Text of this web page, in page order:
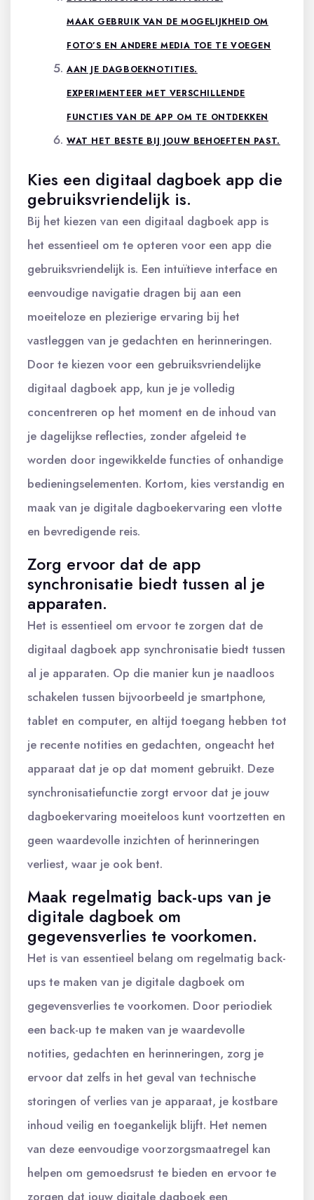
MAAK GEBRUIK VAN DE MOGELIJKHEID OM
FOTO’S EN ANDERE MEDIA TOE TE VOEGEN
AAN JE DAGBOEKNOTITIES.
EXPERIMENTEER MET VERSCHILLENDE
FUNCTIES VAN DE APP OM TE ONTDEKKEN
WAT HET BESTE BIJ JOUW BEHOEFTEN PAST.
Kies een digitaal dagboek app die
gebruiksvriendelijk is.
Bij het kiezen van een digitaal dagboek app is
het essentieel om te opteren voor een app die
gebruiksvriendelijk is. Een intuïtieve interface en
eenvoudige navigatie dragen bij aan een
moeiteloze en plezierige ervaring bij het
vastleggen van je gedachten en herinneringen.
Door te kiezen voor een gebruiksvriendelijke
digitaal dagboek app, kun je je volledig
concentreren op het moment en de inhoud van
je dagelijkse reflecties, zonder afgeleid te
worden door ingewikkelde functies of onhandige
bedieningselementen. Kortom, kies verstandig en
maak van je digitale dagboekervaring een vlotte
en bevredigende reis.
Zorg ervoor dat de app
synchronisatie biedt tussen al je
apparaten.
Het is essentieel om ervoor te zorgen dat de
digitaal dagboek app synchronisatie biedt tussen
al je apparaten. Op die manier kun je naadloos
schakelen tussen bijvoorbeeld je smartphone,
tablet en computer, en altijd toegang hebben tot
je recente notities en gedachten, ongeacht het
apparaat dat je op dat moment gebruikt. Deze
synchronisatiefunctie zorgt ervoor dat je jouw
dagboekervaring moeiteloos kunt voortzetten en
geen waardevolle inzichten of herinneringen
verliest, waar je ook bent.
Maak regelmatig back-ups van je
digitale dagboek om
gegevensverlies te voorkomen.
Het is van essentieel belang om regelmatig back-
ups te maken van je digitale dagboek om
gegevensverlies te voorkomen. Door periodiek
een back-up te maken van je waardevolle
notities, gedachten en herinneringen, zorg je
ervoor dat zelfs in het geval van technische
storingen of verlies van je apparaat, je kostbare
inhoud veilig en toegankelijk blijft. Het nemen
van deze eenvoudige voorzorgsmaatregel kan
helpen om gemoedsrust te bieden en ervoor te
zorgen dat jouw digitale dagboek een